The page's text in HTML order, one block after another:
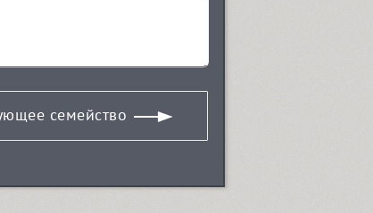
семейство